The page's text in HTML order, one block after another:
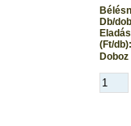
Db/
(Ft/db):